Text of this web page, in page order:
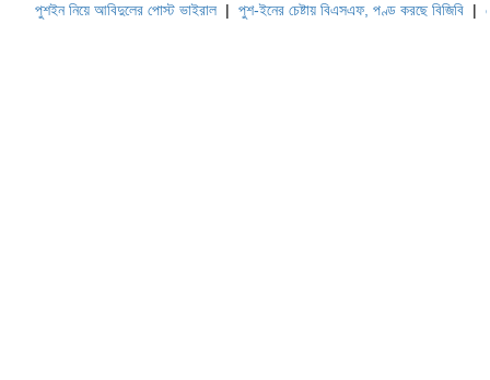
আবিদুলের পোস্ট ভাইরাল|পুশ-ইনের চেষ্টায় বিএসএফ, পণ্ড করছে বিজিবি |লেবাননের